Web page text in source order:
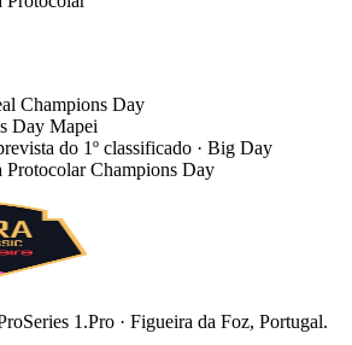
Champions Day
Day Mapei
do 1º classificado · Big Day
Protocolar Champions Day
1.Pro · Figueira da Foz, Portugal.